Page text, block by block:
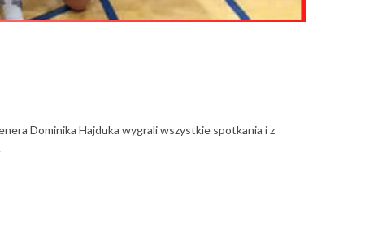
Dominika Hajduka wygrali wszystkie spotkania i z